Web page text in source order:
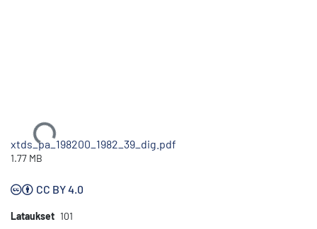
Ladataan...
xtds_pa_198200_1982_39_dig.pdf
1.77 MB
CC BY 4.0
Lataukset 101